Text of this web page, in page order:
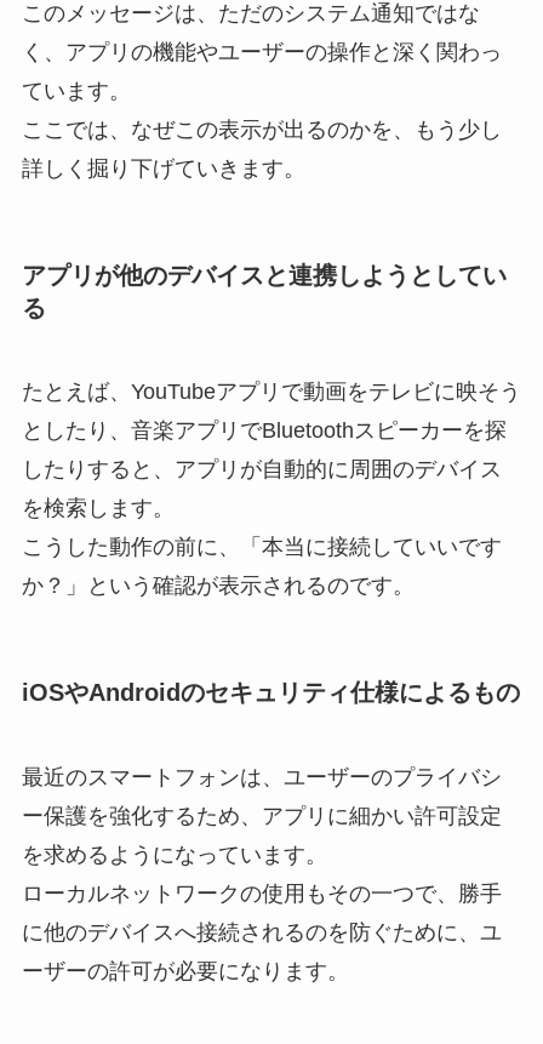
このメッセージは、ただのシステム通知ではな
く、アプリの機能やユーザーの操作と深く関わっ
ています。
ここでは、なぜこの表示が出るのかを、もう少し
詳しく掘り下げていきます。
アプリが他のデバイスと連携しようとしてい
る
たとえば、YouTubeアプリで動画をテレビに映そう
としたり、音楽アプリでBluetoothスピーカーを探
したりすると、アプリが自動的に周囲のデバイス
を検索します。
こうした動作の前に、「本当に接続していいです
か？」という確認が表示されるのです。
iOSやAndroidのセキュリティ仕様によるもの
最近のスマートフォンは、ユーザーのプライバシ
ー保護を強化するため、アプリに細かい許可設定
を求めるようになっています。
ローカルネットワークの使用もその一つで、勝手
に他のデバイスへ接続されるのを防ぐために、ユ
ーザーの許可が必要になります。